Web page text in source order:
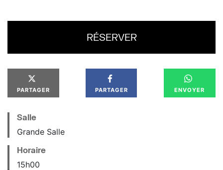
RÉSERVER
PARTAGER PARTAGER ENVOYER
Salle
Grande Salle
Horaire
15h00